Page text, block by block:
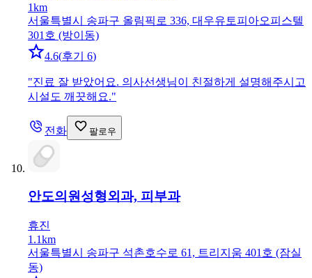
1km
서울특별시 송파구 올림픽로 336, 대우유토피아오피스텔
301호 (방이동)
4.6(후기 6)
"진료 잘 받았어요. 의사선생님이 친절하게 설명해주시고
시설도 깨끗해요."
전화 팔로우
안도의원성형외과, 피부과
휴진
1.1km
서울특별시 송파구 석촌호수로 61, 트리지움 401호 (잠실
동)